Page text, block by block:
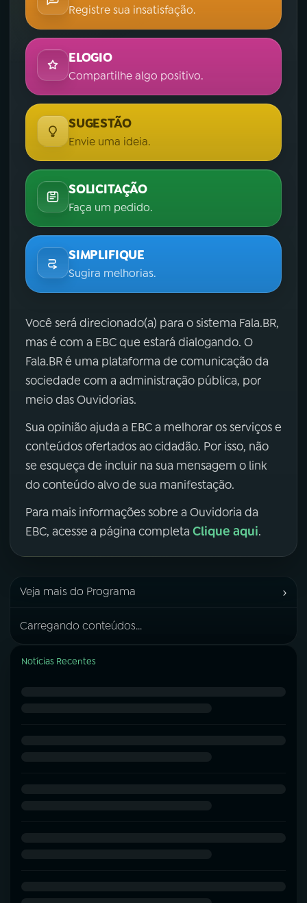
Registre sua insatisfação.
ELOGIO
Compartilhe algo positivo.
SUGESTÃO
Envie uma ideia.
SOLICITAÇÃO
Faça um pedido.
SIMPLIFIQUE
Sugira melhorias.
Você será direcionado(a) para o sistema Fala.BR,
mas é com a EBC que estará dialogando. O
Fala.BR é uma plataforma de comunicação da
sociedade com a administração pública, por
meio das Ouvidorias.
Sua opinião ajuda a EBC a melhorar os serviços e
conteúdos ofertados ao cidadão. Por isso, não
se esqueça de incluir na sua mensagem o link
do conteúdo alvo de sua manifestação.
Para mais informações sobre a Ouvidoria da
EBC, acesse a página completa Clique aqui.
Veja mais do Programa ›
Carregando conteúdos...
Notícias Recentes